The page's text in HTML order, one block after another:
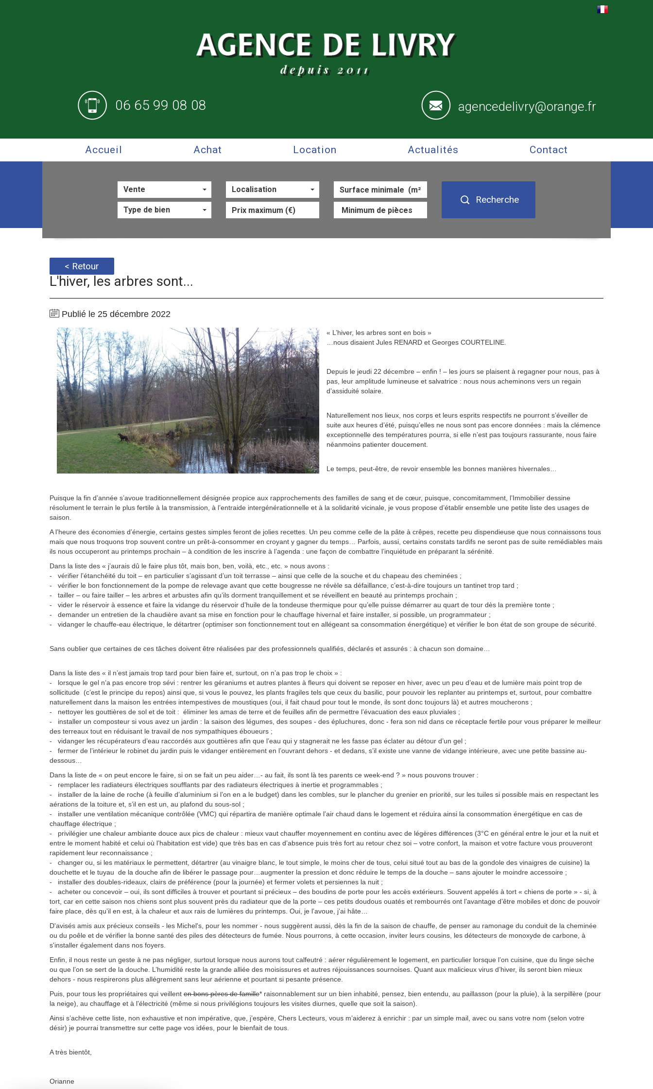
06 65 99 08 08 agencedelivry@orange.fr
Accueil Achat Location Actualités Contact
Vente
Type de bien
Localisation
Recherche
< Retour
L'hiver, les arbres sont...
Publié le 25 décembre 2022
« L’hiver, les arbres sont en bois »
…nous disaient Jules RENARD et Georges COURTELINE.
Depuis le jeudi 22 décembre – enfin ! – les jours se plaisent à regagner pour nous, pas à
pas, leur amplitude lumineuse et salvatrice : nous nous acheminons vers un regain
d’assiduité solaire.
Naturellement nos lieux, nos corps et leurs esprits respectifs ne pourront s’éveiller de
suite aux heures d’été, puisqu’elles ne nous sont pas encore données : mais la clémence
exceptionnelle des températures pourra, si elle n’est pas toujours rassurante, nous faire
néanmoins patienter doucement.
Le temps, peut-être, de revoir ensemble les bonnes manières hivernales…
Puisque la fin d’année s’avoue traditionnellement désignée propice aux rapprochements des familles de sang et de cœur, puisque, concomitamment, l’Immobilier dessine
résolument le terrain le plus fertile à la transmission, à l’entraide intergénérationnelle et à la solidarité vicinale, je vous propose d’établir ensemble une petite liste des usages de
saison.
A l’heure des économies d’énergie, certains gestes simples feront de jolies recettes. Un peu comme celle de la pâte à crêpes, recette peu dispendieuse que nous connaissons tous
mais que nous troquons trop souvent contre un prêt-à-consommer en croyant y gagner du temps… Parfois, aussi, certains constats tardifs ne seront pas de suite remédiables mais
ils nous occuperont au printemps prochain – à condition de les inscrire à l’agenda : une façon de combattre l’inquiétude en préparant la sérénité.
Dans la liste des « j’aurais dû le faire plus tôt, mais bon, ben, voilà, etc., etc. » nous avons :
- vérifier l’étanchéité du toit – en particulier s’agissant d’un toit terrasse – ainsi que celle de la souche et du chapeau des cheminées ;
- vérifier le bon fonctionnement de la pompe de relevage avant que cette bougresse ne révèle sa défaillance, c’est-à-dire toujours un tantinet trop tard ;
- tailler – ou faire tailler – les arbres et arbustes afin qu’ils dorment tranquillement et se réveillent en beauté au printemps prochain ;
- vider le réservoir à essence et faire la vidange du réservoir d’huile de la tondeuse thermique pour qu’elle puisse démarrer au quart de tour dès la première tonte ;
- demander un entretien de la chaudière avant sa mise en fonction pour le chauffage hivernal et faire installer, si possible, un programmateur ;
- vidanger le chauffe-eau électrique, le détartrer (optimiser son fonctionnement tout en allégeant sa consommation énergétique) et vérifier le bon état de son groupe de sécurité.
Sans oublier que certaines de ces tâches doivent être réalisées par des professionnels qualifiés, déclarés et assurés : à chacun son domaine…
Dans la liste des « il n’est jamais trop tard pour bien faire et, surtout, on n’a pas trop le choix » :
- lorsque le gel n’a pas encore trop sévi : rentrer les géraniums et autres plantes à fleurs qui doivent se reposer en hiver, avec un peu d’eau et de lumière mais point trop de
sollicitude (c’est le principe du repos) ainsi que, si vous le pouvez, les plants fragiles tels que ceux du basilic, pour pouvoir les replanter au printemps et, surtout, pour combattre
naturellement dans la maison les entrées intempestives de moustiques (oui, il fait chaud pour tout le monde, ils sont donc toujours là) et autres moucherons ;
- nettoyer les gouttières de sol et de toit : éliminer les amas de terre et de feuilles afin de permettre l’évacuation des eaux pluviales ;
- installer un composteur si vous avez un jardin : la saison des légumes, des soupes - des épluchures, donc - fera son nid dans ce réceptacle fertile pour vous préparer le meilleur
des terreaux tout en réduisant le travail de nos sympathiques éboueurs ;
- vidanger les récupérateurs d’eau raccordés aux gouttières afin que l’eau qui y stagnerait ne les fasse pas éclater au détour d’un gel ;
- fermer de l’intérieur le robinet du jardin puis le vidanger entièrement en l’ouvrant dehors - et dedans, s’il existe une vanne de vidange intérieure, avec une petite bassine au-
dessous…
Dans la liste de « on peut encore le faire, si on se fait un peu aider…- au fait, ils sont là tes parents ce week-end ? » nous pouvons trouver :
- remplacer les radiateurs électriques soufflants par des radiateurs électriques à inertie et programmables ;
- installer de la laine de roche (à feuille d’aluminium si l’on en a le budget) dans les combles, sur le plancher du grenier en priorité, sur les tuiles si possible mais en respectant les
aérations de la toiture et, s’il en est un, au plafond du sous-sol ;
- installer une ventilation mécanique contrôlée (VMC) qui répartira de manière optimale l’air chaud dans le logement et réduira ainsi la consommation énergétique en cas de
chauffage électrique ;
- privilégier une chaleur ambiante douce aux pics de chaleur : mieux vaut chauffer moyennement en continu avec de légères différences (3°C en général entre le jour et la nuit et
entre le moment habité et celui où l’habitation est vide) que très bas en cas d’absence puis très fort au retour chez soi – votre confort, la maison et votre facture vous prouveront
rapidement leur reconnaissance ;
- changer ou, si les matériaux le permettent, détartrer (au vinaigre blanc, le tout simple, le moins cher de tous, celui situé tout au bas de la gondole des vinaigres de cuisine) la
douchette et le tuyau de la douche afin de libérer le passage pour…augmenter la pression et donc réduire le temps de la douche – sans ajouter le moindre accessoire ;
- installer des doubles-rideaux, clairs de préférence (pour la journée) et fermer volets et persiennes la nuit ;
- acheter ou concevoir – oui, ils sont difficiles à trouver et pourtant si précieux – des boudins de porte pour les accès extérieurs. Souvent appelés à tort « chiens de porte » - si, à
tort, car en cette saison nos chiens sont plus souvent près du radiateur que de la porte – ces petits doudous ouatés et rembourrés ont l’avantage d’être mobiles et donc de pouvoir
faire place, dès qu’il en est, à la chaleur et aux rais de lumières du printemps. Oui, je l’avoue, j’ai hâte…
D'avisés amis aux précieux conseils - les Michel's, pour les nommer - nous suggèrent aussi, dès la fin de la saison de chauffe, de penser au ramonage du conduit de la cheminée
ou du poêle et de vérifier la bonne santé des piles des détecteurs de fumée. Nous pourrons, à cette occasion, inviter leurs cousins, les détecteurs de monoxyde de carbone, à
s'installer également dans nos foyers.
Enfin, il nous reste un geste à ne pas négliger, surtout lorsque nous aurons tout calfeutré : aérer régulièrement le logement, en particulier lorsque l’on cuisine, que du linge sèche
ou que l’on se sert de la douche. L’humidité reste la grande alliée des moisissures et autres réjouissances sournoises. Quant aux malicieux virus d’hiver, ils seront bien mieux
dehors - nous respirerons plus allégrement sans leur aérienne et pourtant si pesante présence.
Puis, pour tous les propriétaires qui veillent en bons pères de famille* raisonnablement sur un bien inhabité, pensez, bien entendu, au paillasson (pour la pluie), à la serpillère (pour
la neige), au chauffage et à l’électricité (même si nous privilégions toujours les visites diurnes, quelle que soit la saison).
Ainsi s’achève cette liste, non exhaustive et non impérative, que, j’espère, Chers Lecteurs, vous m’aiderez à enrichir : par un simple mail, avec ou sans votre nom (selon votre
désir) je pourrai transmettre sur cette page vos idées, pour le bienfait de tous.
A très bientôt,
Orianne